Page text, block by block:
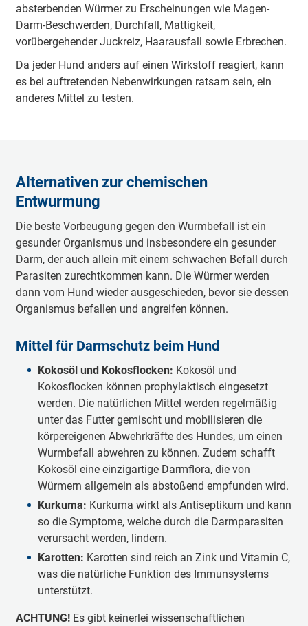
absterbenden Würmer zu Erscheinungen wie Magen-
Darm-Beschwerden, Durchfall, Mattigkeit,
vorübergehender Juckreiz, Haarausfall sowie Erbrechen.
Da jeder Hund anders auf einen Wirkstoff reagiert, kann
es bei auftretenden Nebenwirkungen ratsam sein, ein
anderes Mittel zu testen.
Alternativen zur chemischen
Entwurmung
Die beste Vorbeugung gegen den Wurmbefall ist ein
gesunder Organismus und insbesondere ein gesunder
Darm, der auch allein mit einem schwachen Befall durch
Parasiten zurechtkommen kann. Die Würmer werden
dann vom Hund wieder ausgeschieden, bevor sie dessen
Organismus befallen und angreifen können.
Mittel für Darmschutz beim Hund
Kokosöl und Kokosflocken: Kokosöl und
Kokosflocken können prophylaktisch eingesetzt
werden. Die natürlichen Mittel werden regelmäßig
unter das Futter gemischt und mobilisieren die
körpereigenen Abwehrkräfte des Hundes, um einen
Wurmbefall abwehren zu können. Zudem schafft
Kokosöl eine einzigartige Darmflora, die von
Würmern allgemein als abstoßend empfunden wird.
Kurkuma: Kurkuma wirkt als Antiseptikum und kann
so die Symptome, welche durch die Darmparasiten
verursacht werden, lindern.
Karotten: Karotten sind reich an Zink und Vitamin C,
was die natürliche Funktion des Immunsystems
unterstützt.
ACHTUNG!Es gibt keinerlei wissenschaftlichen